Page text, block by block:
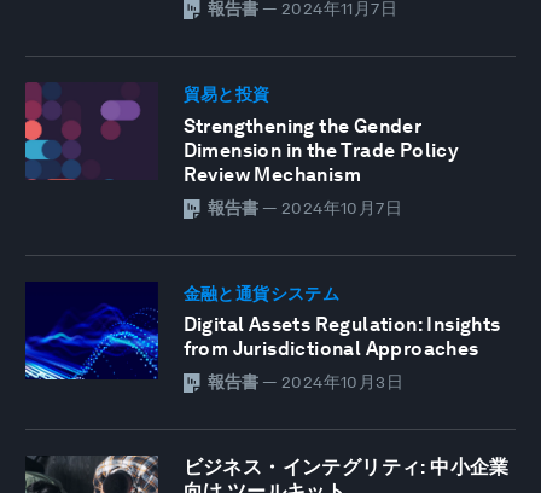
報告書 — 2024年11月7日
貿易と投資
Strengthening the Gender
Dimension in the Trade Policy
Review Mechanism
報告書 — 2024年10月7日
金融と通貨システム
Digital Assets Regulation: Insights
from Jurisdictional Approaches
報告書 — 2024年10月3日
ビジネス・インテグリティ: 中小企業